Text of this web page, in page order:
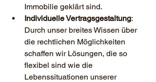
Immobilie geklärt sind.
Individuelle Vertragsgestaltung:
Durch unser breites Wissen über
die rechtlichen Möglichkeiten
schaffen wir Lösungen, die so
flexibel sind wie die
Lebenssituationen unserer